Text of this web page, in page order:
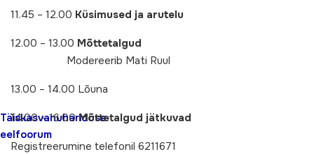
Täiskasvanuhariduse
eelfoorum
11.45 – 12.00 Küsimused ja arutelu
12.00 – 13.00 Mõttetalgud
Modereerib Mati Ruul
13.00 – 14.00 Lõuna
14.00 – 16.00Mõttetalgud jätkuvad
Registreerumine telefonil 6211671